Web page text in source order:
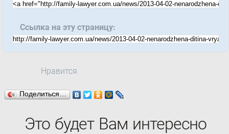
Ссылка на эту страницу:
Нравится
Поделиться…
Это будет Вам интересно